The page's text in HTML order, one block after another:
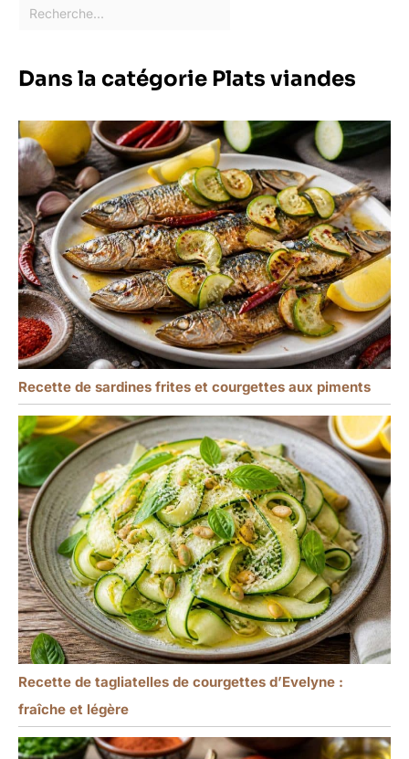
Dans la catégorie Plats viandes
Recette de sardines frites et courgettes aux piments
Recette de tagliatelles de courgettes d’Evelyne :
fraîche et légère